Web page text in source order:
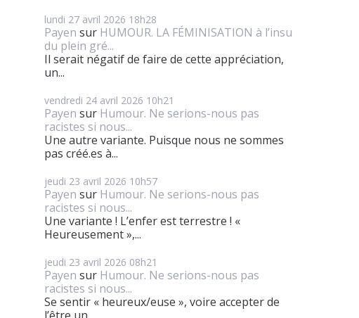
lundi 27 avril 2026 18h28
Payen sur HUMOUR. LA FÉMINISATION à l’insu
du plein gré...
Il serait négatif de faire de cette appréciation,
un...
vendredi 24 avril 2026 10h21
Payen sur Humour. Ne serions-nous pas
racistes si nous...
Une autre variante. Puisque nous ne sommes
pas créé.es à...
jeudi 23 avril 2026 10h57
Payen sur Humour. Ne serions-nous pas
racistes si nous...
Une variante ! L’enfer est terrestre ! «
Heureusement »,...
jeudi 23 avril 2026 08h21
Payen sur Humour. Ne serions-nous pas
racistes si nous...
Se sentir « heureux/euse », voire accepter de